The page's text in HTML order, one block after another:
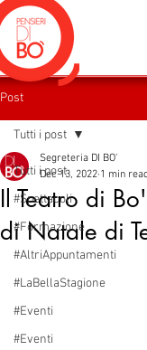
Post
Tutti i post
#Spettacoli
#Formazione
#AltriAppuntamenti
#LaBellaStagione
#Eventi
#Eventi
Tutti i post
Il Teatro di
di Natale di
Segreteria DI BO'
Dec 13, 2022 1 min